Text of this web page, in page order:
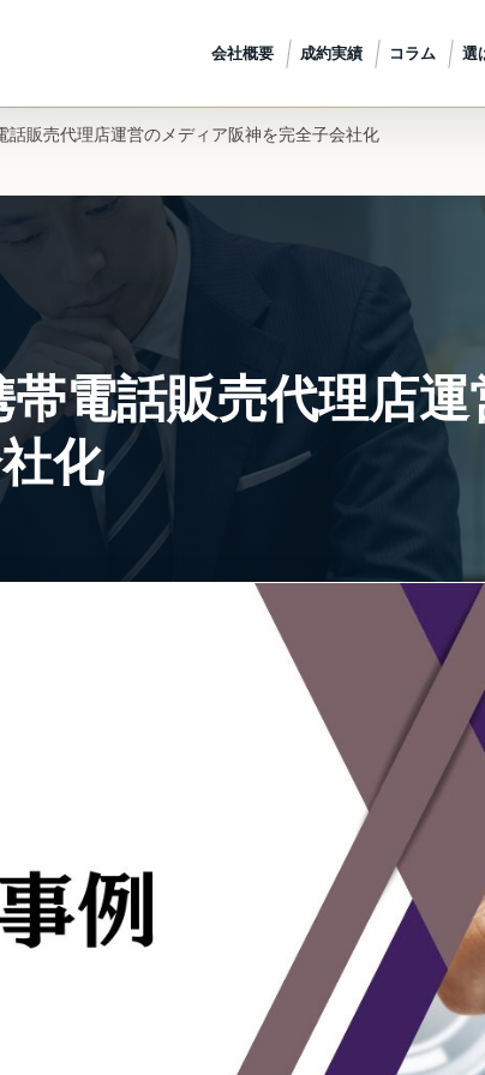
会社概要 成約実績 コラム 選
販売代理店運営のメディア阪神を完全子会社化
電話販売代理店運
化